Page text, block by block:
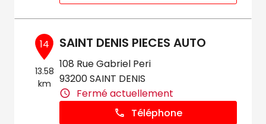
14
13.58
km
SAINT DENIS PIECES AUTO
108 Rue Gabriel Peri
93200 SAINT DENIS
Fermé actuellement
Téléphone